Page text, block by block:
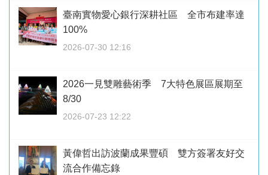
臺南實物愛心銀行深耕社區 全市布建率達
100%
2026-07-30 12:16
2026一見雙雕藝術季 7大特色展區展期至
8/30
2026-07-23 12:22
黃偉哲出訪波蘭成果豐碩 雙方簽署友好交
流合作備忘錄